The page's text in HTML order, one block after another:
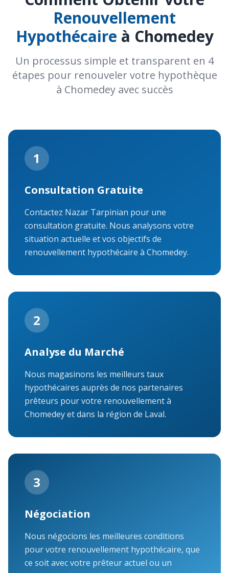
Renouvellement
Hypothécaire à Chomedey
Un processus simple et transparent en 4
étapes pour renouveler votre hypothèque
à Chomedey avec succès
1
Consultation Gratuite
Contactez Nazar Tarpinian pour une
consultation gratuite. Nous analysons votre
situation actuelle et vos objectifs de
renouvellement hypothécaire à Chomedey.
2
Analyse du Marché
Nous magasinons les meilleurs taux
hypothécaires auprès de nos partenaires
prêteurs pour votre renouvellement à
Chomedey et dans la région de Laval.
3
Négociation
Nous négocions les meilleures conditions
pour votre renouvellement hypothécaire, que
ce soit avec votre prêteur actuel ou un